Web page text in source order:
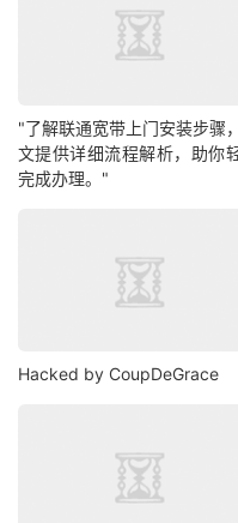
"了解联通宽带上门安装步骤
文提供详细流程解析，助你
完成办理。"
Hacked by CoupDeGrace